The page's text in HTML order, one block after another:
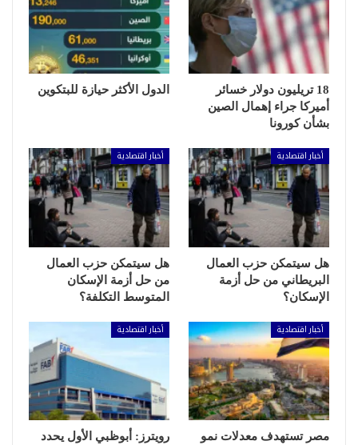
18 تريليون دولار خسائر
أميركا جراء إهمال الصين
بشأن كورونا
الدول الأكثر حيازة للبتكوين
أخبار اقتصادية
هل سيتمكن حزب العمال
البريطاني من حل أزمة
الإسكان؟
أخبار اقتصادية
هل سيتمكن حزب العمال
من حل أزمة الإسكان
المتوسط التكلفة؟
أخبار اقتصادية
مصر تستهدف معدلات نمو
أخبار اقتصادية
رويترز: أبوظبي الأول يحدد